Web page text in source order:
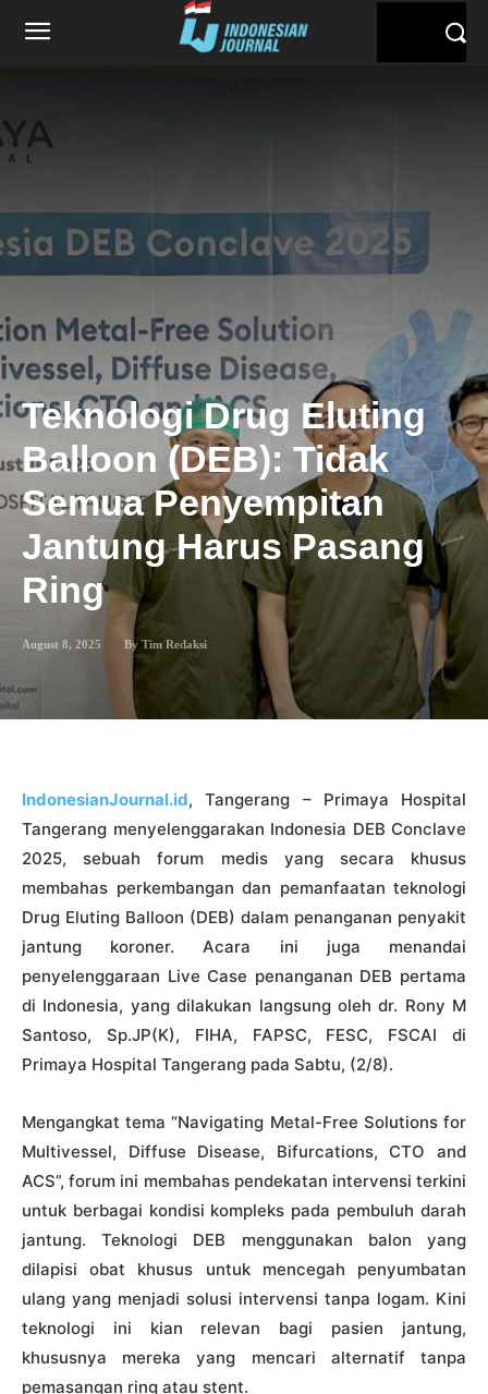
Teknologi Drug Eluting
Balloon (DEB): Tidak
Semua Penyempitan
Jantung Harus Pasang
Ring
August 8, 2025 By Tim Redaksi
IndonesianJournal.id, Tangerang – Primaya Hospital
Tangerang menyelenggarakan Indonesia DEB Conclave
2025, sebuah forum medis yang secara khusus
membahas perkembangan dan pemanfaatan teknologi
Drug Eluting Balloon (DEB) dalam penanganan penyakit
jantung koroner. Acara ini juga menandai
penyelenggaraan Live Case penanganan DEB pertama
di Indonesia, yang dilakukan langsung oleh dr. Rony M
Santoso, Sp.JP(K), FIHA, FAPSC, FESC, FSCAI di
Primaya Hospital Tangerang pada Sabtu, (2/8).
Mengangkat tema “Navigating Metal-Free Solutions for
Multivessel, Diffuse Disease, Bifurcations, CTO and
ACS”, forum ini membahas pendekatan intervensi terkini
untuk berbagai kondisi kompleks pada pembuluh darah
jantung. Teknologi DEB menggunakan balon yang
dilapisi obat khusus untuk mencegah penyumbatan
ulang yang menjadi solusi intervensi tanpa logam. Kini
teknologi ini kian relevan bagi pasien jantung,
khususnya mereka yang mencari alternatif tanpa
pemasangan ring atau stent.